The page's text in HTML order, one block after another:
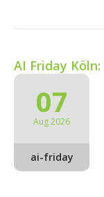
AI Friday
07
Aug 2026
ai-friday